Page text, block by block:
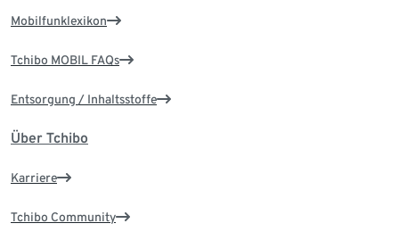
Mobilfunklexikon
Tchibo MOBIL FAQs
Entsorgung / Inhaltsstoffe
Über Tchibo
Karriere
Tchibo Community